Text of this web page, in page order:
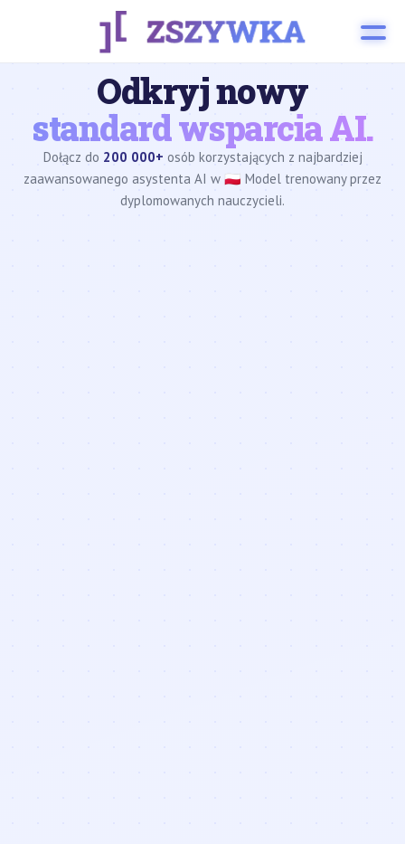
Odkryj nowy
standard wsparcia AI.
Dołącz do 200 000+ osób korzystających z najbardziej
zaawansowanego asystenta AI w 🇵🇱 Model trenowany przez
dyplomowanych nauczycieli.